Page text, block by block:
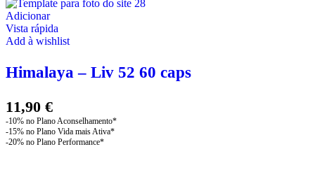
Adicionar
Vista rápida
Add à wishlist
Himalaya – Liv 52 60 caps
11,90 €